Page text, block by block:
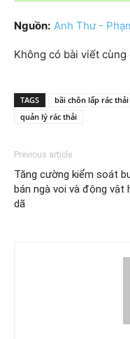
Nguồn: Anh Thư -
Không có bài viết cùng
TAGS bãi chôn lấp rác thải
quản lý rác thải
Previous article
Tăng cường kiểm soát
bán ngà voi và động vật
dã